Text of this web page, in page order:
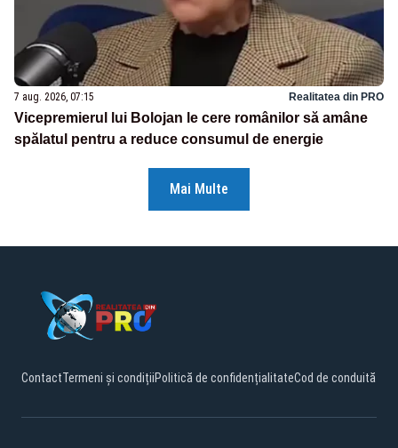
7 aug. 2026, 07:15 Realitatea din PRO
Vicepremierul lui Bolojan le cere românilor să amâne
spălatul pentru a reduce consumul de energie
Mai Multe
ContactTermeni și condițiiPolitică de confidențialitateCod de conduită